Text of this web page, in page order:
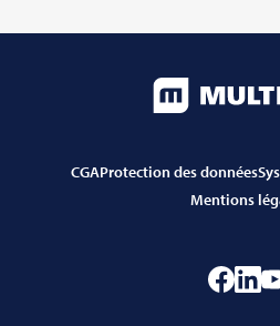
CGAProtection des données
Mentions